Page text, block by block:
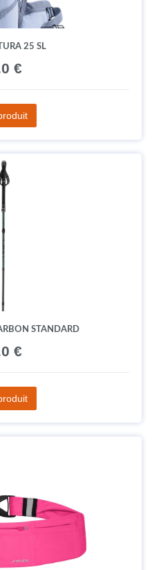
25 SL
€
STANDARD
€